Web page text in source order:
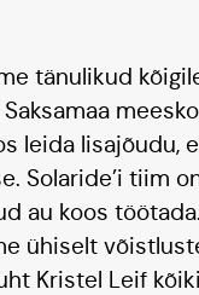
tänulikud
leida lisajõudu,
Solaride’i tiim
au koos
ühiselt
Kristel Leif